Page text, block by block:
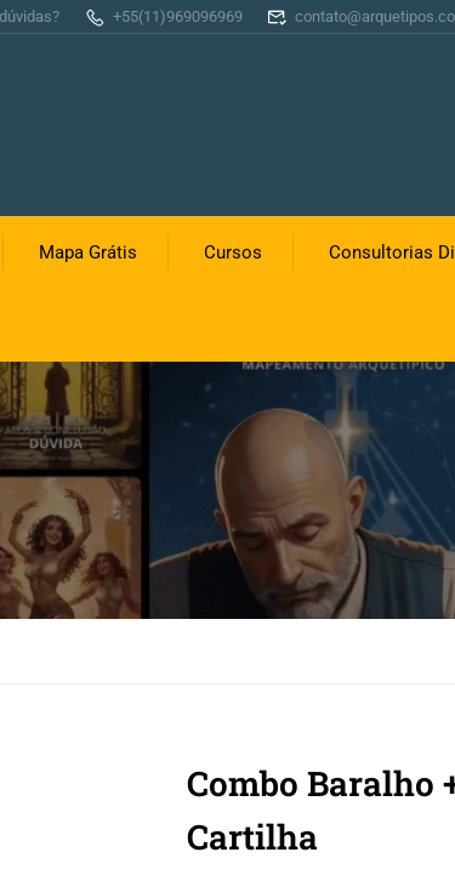
+55(11)969096969
Mapa Grátis Cursos Consultorias
Combo Baralho
Cartilha